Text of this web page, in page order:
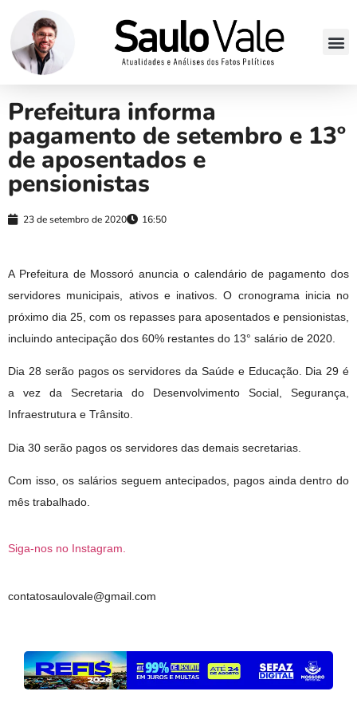
Prefeitura informa
pagamento de setembro e 13º
de aposentados e
pensionistas
23 de setembro de 2020 16:50
A Prefeitura de Mossoró anuncia o calendário de pagamento dos
servidores municipais, ativos e inativos. O cronograma inicia no
próximo dia 25, com os repasses para aposentados e pensionistas,
incluindo antecipação dos 60% restantes do 13° salário de 2020.
Dia 28 serão pagos os servidores da Saúde e Educação. Dia 29 é
a vez da Secretaria do Desenvolvimento Social, Segurança,
Infraestrutura e Trânsito.
Dia 30 serão pagos os servidores das demais secretarias.
Com isso, os salários seguem antecipados, pagos ainda dentro do
mês trabalhado.
Siga-nos no Instagram.
contatosaulovale@gmail.com